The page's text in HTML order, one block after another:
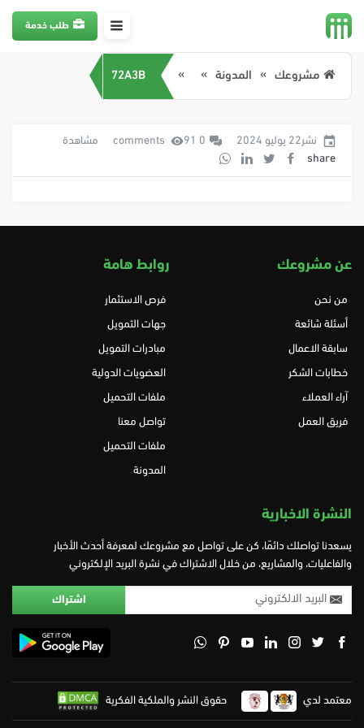
طلب خدمة
مشروعك المدونة 72A3B
نشر22 يوليو 2024 0 comments 91 مشاهدة
share
عن مشروعك
من نحن
أسئلة شائعة
سابقة الاعمال
خطابات الشكر
آراء العملاء
فريق العمل
روابط هامة
فرص الاستثمار
جهات التمويل
مبادرات التمويل
العضويات الدولية
ملفات التحميل
تواصل معنا
ملفات التحميل
المدونة
النشرة الاخبارية
يسعدنا تواصلك دائمًا، كن على تواصل مع مشروعك لمعرفة أحدث الأخبار
والفاعليات، والمشاريع، من خلال الاشتراك في نشرة البريد الإلكتروني
معتمد لدي حقوق النشر والملكية الفكرية